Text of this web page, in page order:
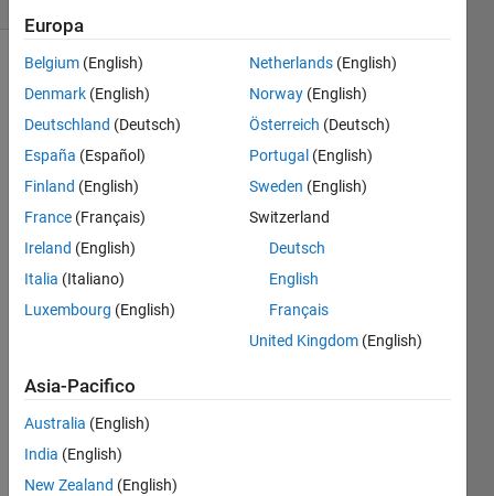
an
integer
create
array of
its
multiples.
Array
must
of 15
Solve
Europa
Belgium (English)
Denmark (English)
Deutschland (Deutsch)
España (Español)
Finland (English)
France (Français)
Ireland (English)
Italia (Italiano)
Luxembourg (English)
Netherlands (English)
Norway (English)
Österreich (Deutsch)
Portugal (English)
Sweden (English)
Switzerland
Deutsch
English
Français
United Kingdom (English)
Asia-Pacifico
Australia (English)
India (English)
New Zealand (English)